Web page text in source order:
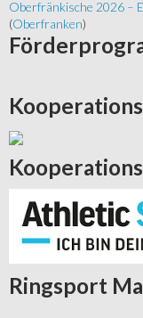
Oberfränkische 2026 –
(Oberfranken)
Ringsport